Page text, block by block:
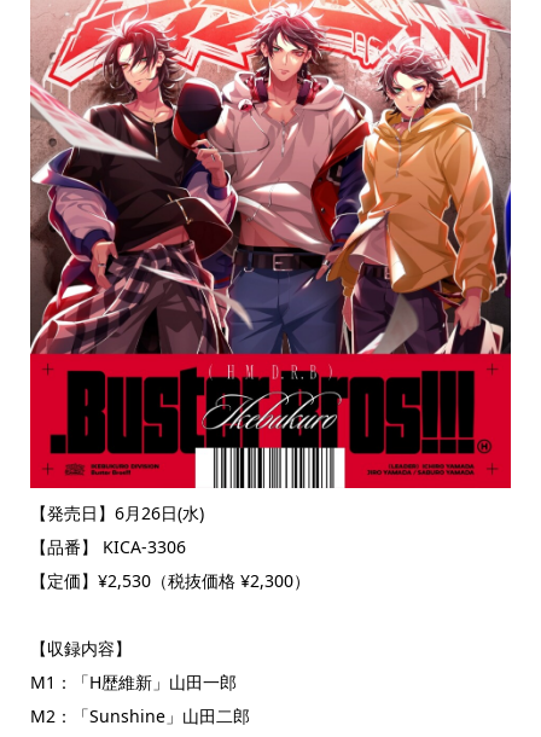
【発売日】6月26日(水)
【品番】 KICA-3306
【定価】¥2,530（税抜価格 ¥2,300）
【収録内容】
M1：「H歴維新」山田一郎
M2：「Sunshine」山田二郎